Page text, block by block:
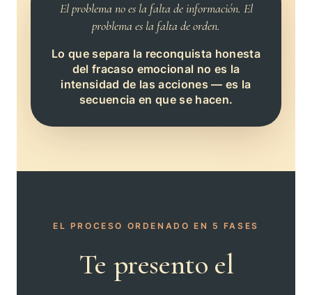
El problema no es la falta de información. El
problema es la falta de orden.
Lo que separa la reconquista honesta
del fracaso emocional no es la
intensidad de las acciones — es la
secuencia en que se hacen.
EL PROCESO ORDENADO EN 5 FASES
Te presento el